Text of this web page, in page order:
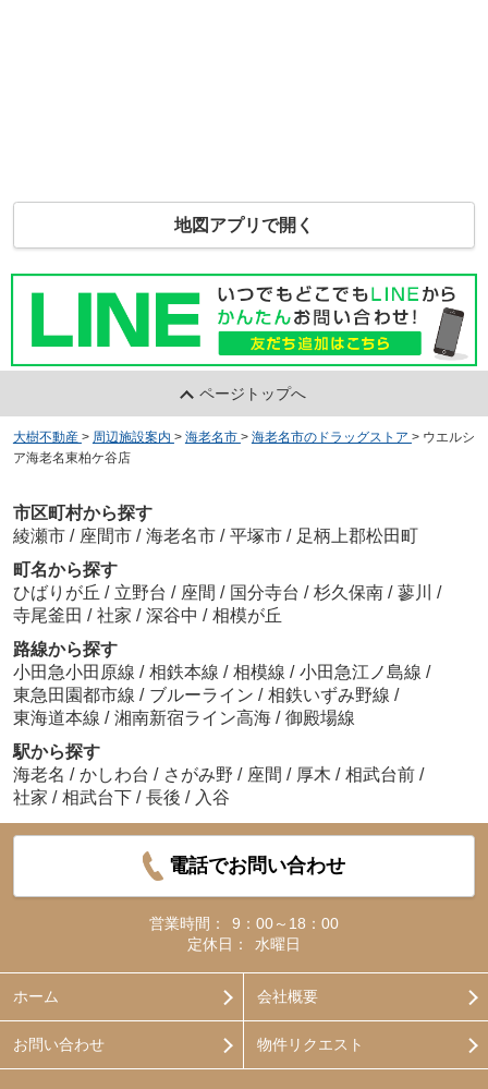
地図アプリで開く
ページトップへ
大樹不動産 > 周辺施設案内 > 海老名市 > 海老名市のドラッグストア > ウエルシ
ア海老名東柏ケ谷店
市区町村から探す
綾瀬市 / 座間市 / 海老名市 / 平塚市 / 足柄上郡松田町
町名から探す
ひばりが丘 / 立野台 / 座間 / 国分寺台 / 杉久保南 / 蓼川 /
寺尾釜田 / 社家 / 深谷中 / 相模が丘
路線から探す
小田急小田原線 / 相鉄本線 / 相模線 / 小田急江ノ島線 /
東急田園都市線 / ブルーライン / 相鉄いずみ野線 /
東海道本線 / 湘南新宿ライン高海 / 御殿場線
駅から探す
海老名 / かしわ台 / さがみ野 / 座間 / 厚木 / 相武台前 /
社家 / 相武台下 / 長後 / 入谷
電話でお問い合わせ
営業時間：
9：00～18：00
定休日：
水曜日
ホーム 会社概要
お問い合わせ 物件リクエスト